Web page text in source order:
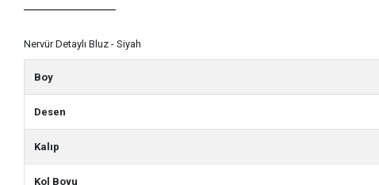
Nervür Detaylı Bluz - Siyah
Boy
Desen
Kalıp
Kol Boyu